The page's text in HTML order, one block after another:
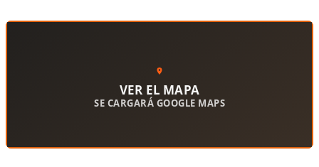
VER EL MAPA
SE CARGARÁ GOOGLE MAPS